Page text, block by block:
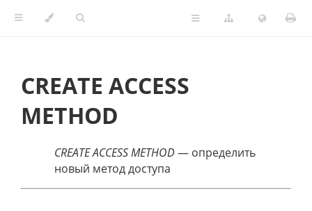
CREATE ACCESS
METHOD
CREATE ACCESS METHOD— определить
новый метод доступа